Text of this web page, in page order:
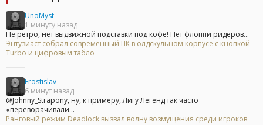
UnoMyst
1 минуту назад
Не ретро, нет выдвижной подставки под кофе! Нет флоппи ридеров...
Энтузиаст собрал современный ПК в олдскульном корпусе с кнопкой
Turbo и цифровым табло
Frostislav
6 минут назад
@Johnny_Strapony, ну, к примеру, Лигу Легенд так часто
«переворачивали...
Ранговый режим Deadlock вызвал волну возмущения среди игроков